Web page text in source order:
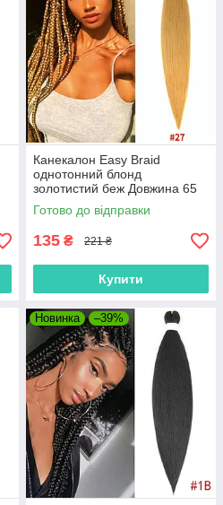
Канекалон Easy Braid
однотонний блонд
золотистий беж Довжина 65
см Вага 90 грам
Низькотемпературний 100-
150°С 27#E
Готово до відправки
135 ₴ 221 ₴
Купити
Новинка –39%